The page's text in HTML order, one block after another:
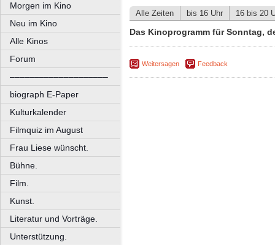
Morgen im Kino
Neu im Kino
Alle Kinos
Forum
––––––––––––––––––––
biograph E-Paper
Kulturkalender
Filmquiz im August
Frau Liese wünscht.
Bühne.
Film.
Kunst.
Literatur und Vorträge.
Unterstützung.
Alle Zeiten bis 16 Uhr 16 bis 20
Das Kinoprogramm für Sonntag,
Weitersagen Feedback